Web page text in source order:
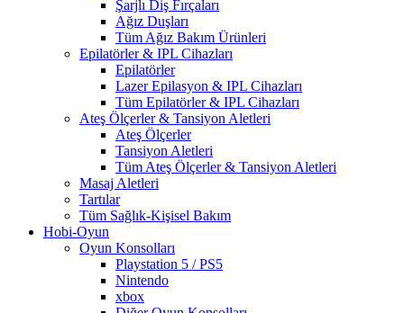
Şarjlı Diş Fırçaları
Ağız Duşları
Tüm Ağız Bakım Ürünleri
Epilatörler & IPL Cihazları
Epilatörler
Lazer Epilasyon & IPL Cihazları
Tüm Epilatörler & IPL Cihazları
Ateş Ölçerler & Tansiyon Aletleri
Ateş Ölçerler
Tansiyon Aletleri
Tüm Ateş Ölçerler & Tansiyon Aletleri
Masaj Aletleri
Tartılar
Tüm Sağlık-Kişisel Bakım
Hobi-Oyun
Oyun Konsolları
Playstation 5 / PS5
Nintendo
xbox